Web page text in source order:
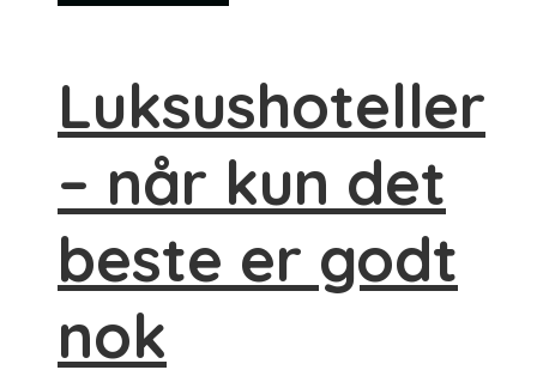
Luksushoteller
– når kun det
beste er godt
nok